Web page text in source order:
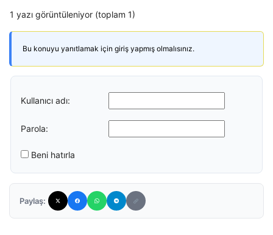
1 yazı görüntüleniyor (toplam 1)
Bu konuyu yanıtlamak için giriş yapmış olmalısınız.
Kullanıcı adı:
Parola:
Beni hatırla
Paylaş: